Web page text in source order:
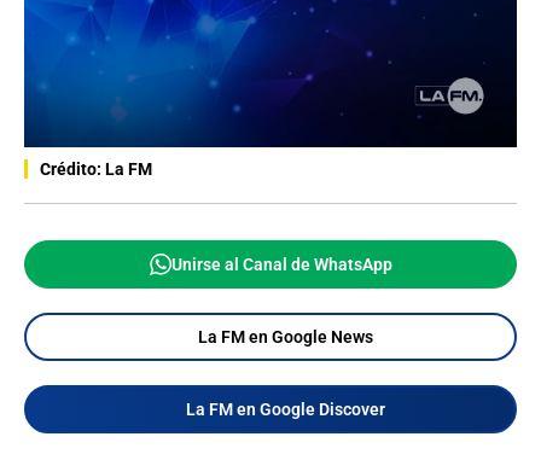
Crédito: La FM
Unirse al Canal de WhatsApp
La FM en Google News
La FM en Google Discover